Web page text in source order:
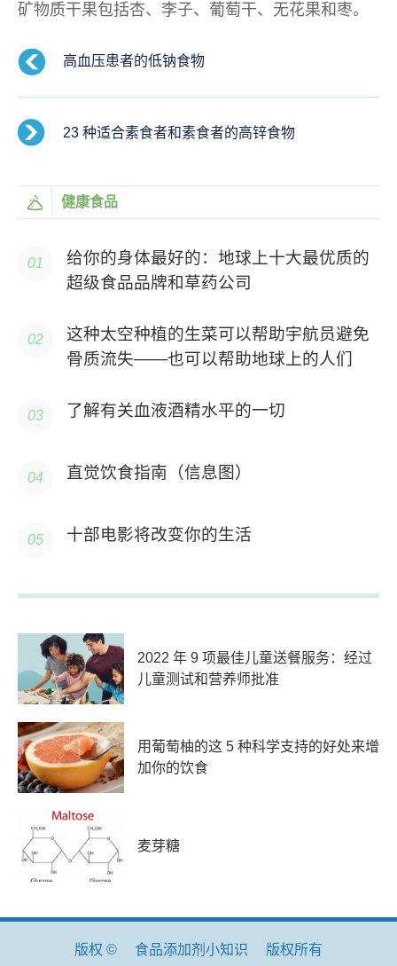
矿物质干果包括杏、李子、葡萄干、无花果和枣。
高血压患者的低钠食物
23 种适合素食者和素食者的高锌食物
健康食品
给你的身体最好的：地球上十大最优质的
超级食品品牌和草药公司
这种太空种植的生菜可以帮助宇航员避免
骨质流失——也可以帮助地球上的人们
了解有关血液酒精水平的一切
直觉饮食指南（信息图）
十部电影将改变你的生活
2022 年 9 项最佳儿童送餐服务：经过
儿童测试和营养师批准
用葡萄柚的这 5 种科学支持的好处来增
加你的饮食
麦芽糖
版权 © 食品添加剂小知识 版权所有